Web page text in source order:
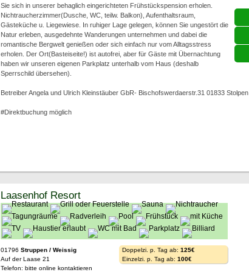
Sie sich in unserer behaglich eingerichteten Frühstückspension erholen.
Nichtraucherzimmer(Dusche, WC, teilw. Balkon), Aufenthaltsraum,
Gästeküche u. Liegewiese. In ruhiger Lage gelegen, können Sie ungestört die
Natur erleben, ausgedehnte Wanderungen unternehmen und dabei die
romantische Bergwelt genießen oder sich einfach nur vom Alltagsstress
erholen. Der Ort(Basteiseite!) ist autofrei, aber für Gäste mit Übernachtung
haben wir unseren eigenen Parkplatz unterhalb vom Haus (deshalb
Sperrschild übersehen).
Betreiber Angela und Ulrich Kleinstäuber GbR- Bischofswerdaerstr.31 01833 Stolpen
#Direktbuchung möglich
Laasenhof Resort
01796 Struppen / Weissig
Auf der Laase 21
Telefon: bitte online kontaktieren
Doppelzi. p. Tag ab: 125€
Einzelzi. p. Tag ab: 100€